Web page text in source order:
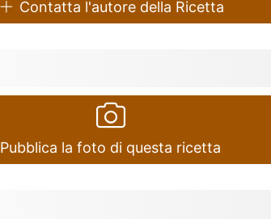
Contatta l'autore della Ricetta
Pubblica la foto di questa ricetta